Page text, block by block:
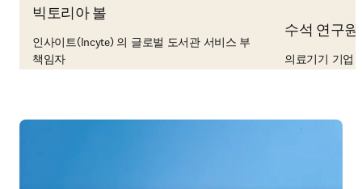
빅토리아 볼
인사이트(Incyte) 의 글로벌 도서관 서비스 부
책임자
수석 연구원
의료기기 기업